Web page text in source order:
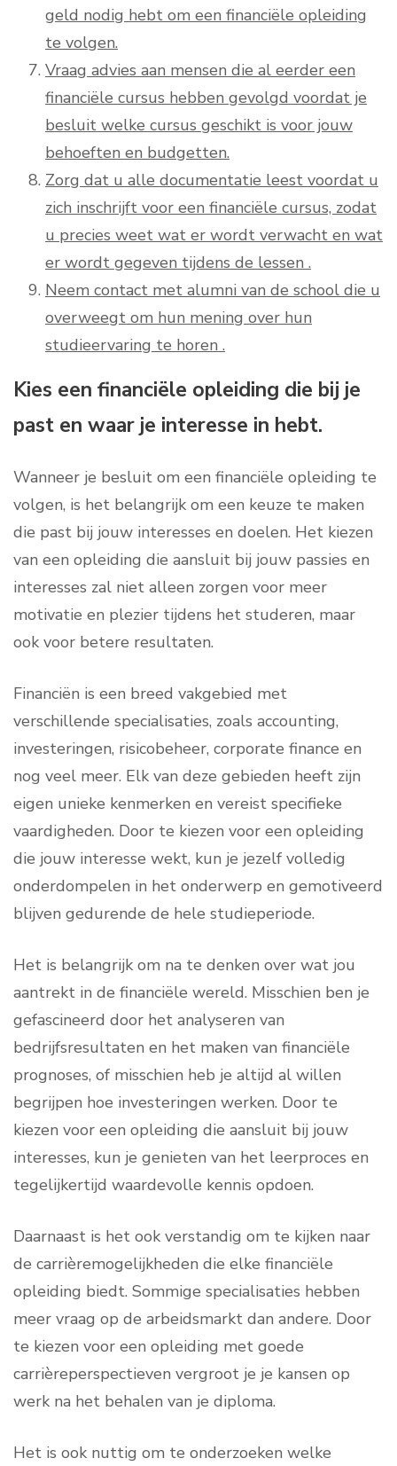
geld nodig hebt om een ​​financiële opleiding
te volgen.
Vraag advies aan mensen die al eerder een
financiële cursus hebben gevolgd voordat je
besluit welke cursus geschikt is voor jouw
behoeften en budgetten.
Zorg dat u alle documentatie leest voordat u
zich inschrijft voor een financiële cursus, zodat
u precies weet wat er wordt verwacht en wat
er wordt gegeven tijdens de lessen .
Neem contact met alumni van de school die u
overweegt om hun mening over hun
studieervaring te horen .
Kies een financiële opleiding die bij je
past en waar je interesse in hebt.
Wanneer je besluit om een financiële opleiding te
volgen, is het belangrijk om een keuze te maken
die past bij jouw interesses en doelen. Het kiezen
van een opleiding die aansluit bij jouw passies en
interesses zal niet alleen zorgen voor meer
motivatie en plezier tijdens het studeren, maar
ook voor betere resultaten.
Financiën is een breed vakgebied met
verschillende specialisaties, zoals accounting,
investeringen, risicobeheer, corporate finance en
nog veel meer. Elk van deze gebieden heeft zijn
eigen unieke kenmerken en vereist specifieke
vaardigheden. Door te kiezen voor een opleiding
die jouw interesse wekt, kun je jezelf volledig
onderdompelen in het onderwerp en gemotiveerd
blijven gedurende de hele studieperiode.
Het is belangrijk om na te denken over wat jou
aantrekt in de financiële wereld. Misschien ben je
gefascineerd door het analyseren van
bedrijfsresultaten en het maken van financiële
prognoses, of misschien heb je altijd al willen
begrijpen hoe investeringen werken. Door te
kiezen voor een opleiding die aansluit bij jouw
interesses, kun je genieten van het leerproces en
tegelijkertijd waardevolle kennis opdoen.
Daarnaast is het ook verstandig om te kijken naar
de carrièremogelijkheden die elke financiële
opleiding biedt. Sommige specialisaties hebben
meer vraag op de arbeidsmarkt dan andere. Door
te kiezen voor een opleiding met goede
carrièreperspectieven vergroot je je kansen op
werk na het behalen van je diploma.
Het is ook nuttig om te onderzoeken welke